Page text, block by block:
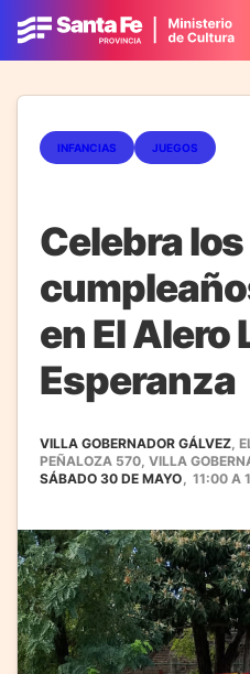
INFANCIAS JUEGOS
Celebra los
en El Alero
Esperanza
VILLA GOBERNADOR GÁLVEZ,
PEÑALOZA 570, VILLA
SÁBADO 30 DE MAYO, 11:00 A